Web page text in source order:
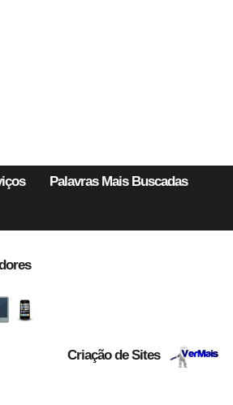
Palavras Mais Buscadas
Criação de Sites